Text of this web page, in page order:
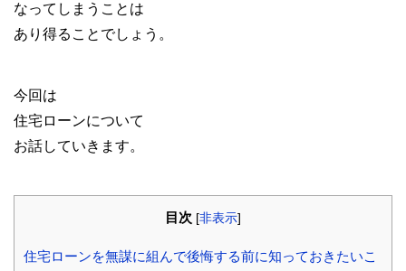
なってしまうことは
あり得ることでしょう。
今回は
住宅ローンについて
お話していきます。
目次 [非表示]
住宅ローンを無謀に組んで後悔する前に知っておきたいこ